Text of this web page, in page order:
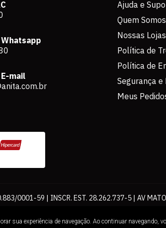
mail
Ajuda e
Quem Somos
Nossas Lojas
Política de
Política de
Segurança e
Meus
0001-59 | INSCR. EST. 28.262.737-5 | AV
Loja. É proibida a utilização total ou parcial sem
sua experiência de navegação. Ao continuar navegando,